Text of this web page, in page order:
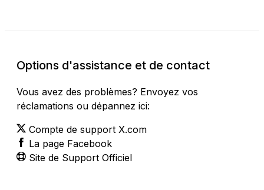
Options d'assistance et de contact
Vous avez des problèmes? Envoyez vos
réclamations ou dépannez ici:
Compte de support X.com
La page Facebook
Site de Support Officiel